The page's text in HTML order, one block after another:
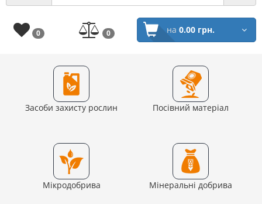
0 0 на 0.00 грн.
Засоби захисту рослин Посівний матеріал
Мікродобрива Мінеральні добрива